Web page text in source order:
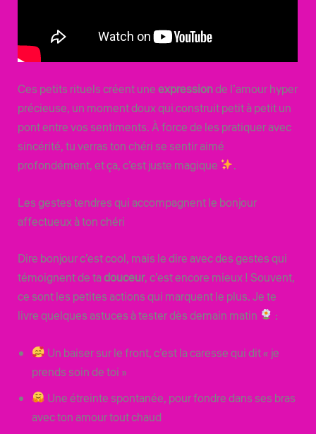
Ces petits rituels créent uneexpressionde l’amour hyper
précieuse, un moment doux qui construit petit à petit un
pont entre vos sentiments. À force de les pratiquer avec
sincérité, tu verras ton chéri se sentir aimé
profondément, et ça, c’est juste magique
.
Les gestes tendres qui accompagnent le bonjour
affectueux à ton chéri
Dire bonjour c’est cool, mais le dire avec des gestes qui
témoignent de tadouceur, c’est encore mieux ! Souvent,
ce sont les petites actions qui marquent le plus. Je te
livre quelques astuces à tester dès demain matin
:
Un baiser sur le front, c’est la caresse qui dit « je
prends soin de toi »
Une étreinte spontanée, pour fondre dans ses bras
avec ton amour tout chaud